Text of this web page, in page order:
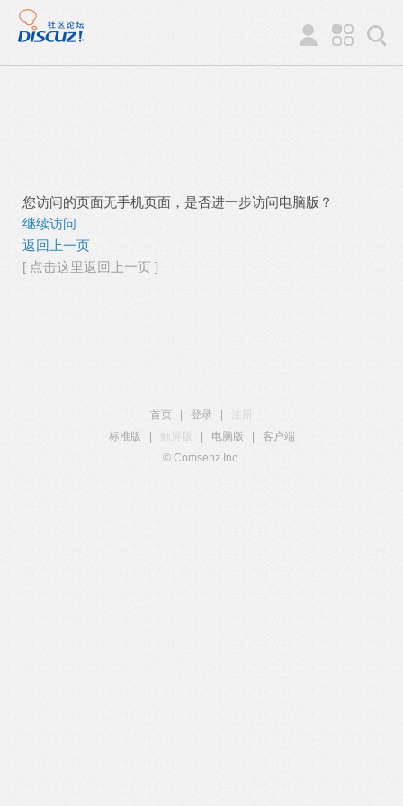
您访问的页面无手机页面，是否进一步访问电脑版？
继续访问
返回上一页
[ 点击这里返回上一页 ]
首页 登录
注册
标准版
触屏版 电脑版
客户端
© Comsenz Inc.